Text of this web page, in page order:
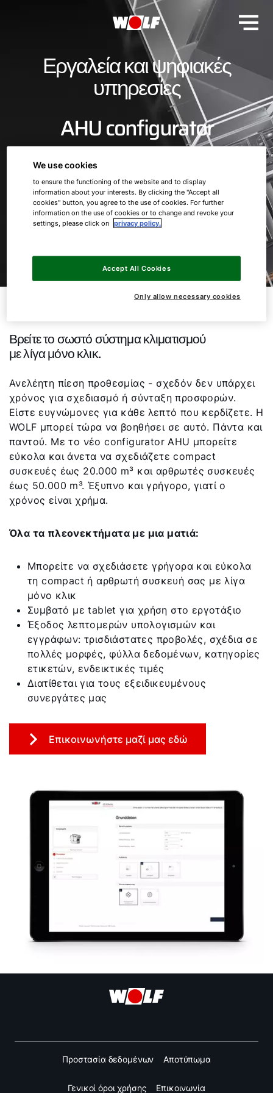
Εργαλεία και ψηφιακές
υπηρεσίες
AHU configurator
για εξειδικευμένους
συνεργάτες
Ο νέος configurator WOLF AHU
Βρείτε το σωστό σύστημα κλιματισμού
με λίγα μόνο κλικ.
Ανελέητη πίεση προθεσμίας - σχεδόν δεν υπάρχει
χρόνος για σχεδιασμό ή σύνταξη προσφορών.
Είστε ευγνώμονες για κάθε λεπτό που κερδίζετε. Η
WOLF μπορεί τώρα να βοηθήσει σε αυτό. Πάντα και
παντού. Με το νέο configurator AHU μπορείτε
εύκολα και άνετα να σχεδιάζετε compact
συσκευές έως 20.000 m³ και αρθρωτές συσκευές
έως 50.000 m³. Έξυπνο και γρήγορο, γιατί ο
χρόνος είναι χρήμα.
Όλα τα πλεονεκτήματα με μια ματιά:
Μπορείτε να σχεδιάσετε γρήγορα και εύκολα
τη compact ή αρθρωτή συσκευή σας με λίγα
μόνο κλικ
Συμβατό με tablet για χρήση στο εργοτάξιο
Έξοδος λεπτομερών υπολογισμών και
εγγράφων: τρισδιάστατες προβολές, σχέδια σε
πολλές μορφές, φύλλα δεδομένων, κατηγορίες
ετικετών, ενδεικτικές τιμές
Διατίθεται για τους εξειδικευμένους
συνεργάτες μας
Επικοινωνήστε μαζί μας εδώ
Προστασία δεδομένων Αποτύπωμα
Γενικοί όροι χρήσης Επικοινωνία
We use cookies
to ensure the functioning of the website and to display
information about your interests. By clicking the "Accept all
cookies" button, you agree to the use of cookies. For further
information on the use of cookies or to change and revoke your
settings, please click on privacy policy.
Only allow necessary cookies
Accept All Cookies